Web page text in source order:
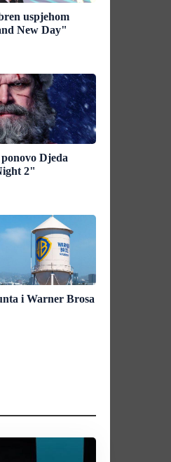
uspjehom
New Day"
Djeda
2"
i Warner Brosa